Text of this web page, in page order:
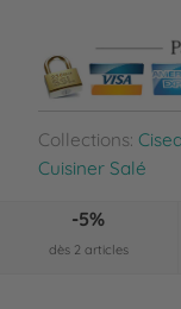
Collections:
Cuisiner Salé
-5%
dès 2 articles